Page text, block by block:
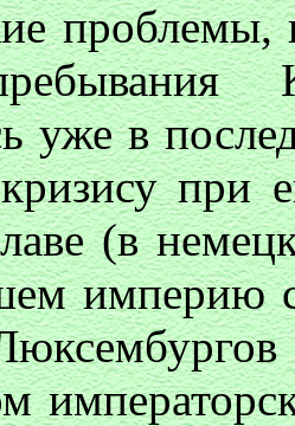
проблемы,
уже в
при
(в
империю